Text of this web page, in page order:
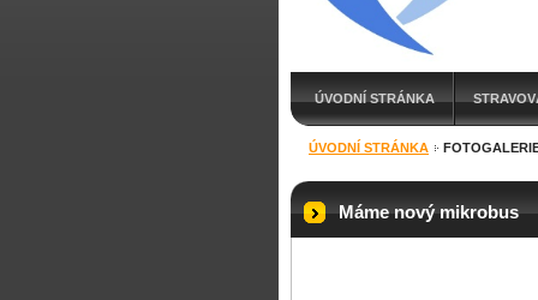
ÚVODNÍ STRÁNKA
PODPORUJÍ NÁS POŘÍZENÍ
ÚVODNÍ STRÁNKA
Máme nový mikrobus